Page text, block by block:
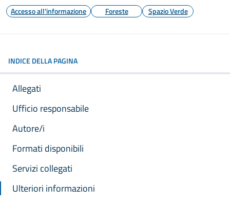
Accesso all'informazione
Foreste Spazio Verde
INDICE DELLA PAGINA
Allegati
Ufficio responsabile
Autore/i
Formati disponibili
Servizi collegati
Ulteriori informazioni